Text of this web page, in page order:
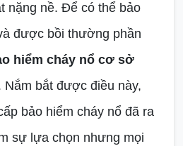
nặng nề. Để có thể bảo
được bồi thường phần
hiểm cháy nổ cơ sở
Nắm bắt được điều này,
bảo hiểm cháy nổ đã ra
sự lựa chọn nhưng mọi